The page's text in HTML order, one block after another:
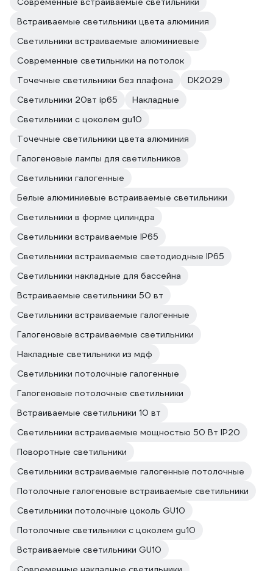
Встраиваемые светильники цвета алюминия
Светильники встраиваемые алюминиевые
Современные светильники на потолок
Точечные светильники без плафона
DK2029
Светильники 20вт ip65
Накладные
Светильники с цоколем gu10
Точечные светильники цвета алюминия
Галогеновые лампы для светильников
Светильники галогенные
Белые алюминиевые встраиваемые светильники
Светильники в форме цилиндра
Светильники встраиваемые IP65
Светильники встраиваемые светодиодные IP65
Светильники накладные для бассейна
Встраиваемые светильники 50 вт
Светильники встраиваемые галогенные
Галогеновые встраиваемые светильники
Накладные светильники из мдф
Светильники потолочные галогенные
Галогеновые потолочные светильники
Встраиваемые светильники 10 вт
Светильники встраиваемые мощностью 50 Вт IP20
Поворотные светильники
Светильники встраиваемые галогенные потолочные
Потолочные галогеновые встраиваемые светильники
Светильники потолочные цоколь GU10
Потолочные светильники с цоколем gu10
Встраиваемые светильники GU10